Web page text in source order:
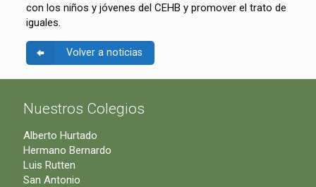
con los niños y jóvenes del CEHB y promover el trato de
iguales.
Volver a noticias
Nuestros Colegios
Alberto Hurtado
Hermano Bernardo
Luis Rutten
San Antonio